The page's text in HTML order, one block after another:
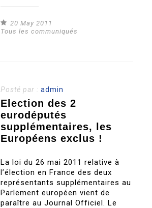
20 May 2011
Tous les communiqués
Posté par :admin
Election des 2
eurodéputés
supplémentaires, les
Européens exclus !
La loi du 26 mai 2011 relative à
l’élection en France des deux
représentants supplémentaires au
Parlement européen vient de
paraître au Journal Officiel. Le